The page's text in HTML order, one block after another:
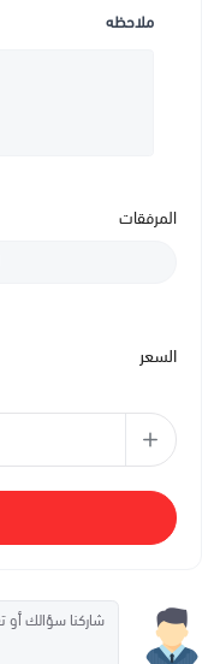
ملاحظه
المرفقات
السعر